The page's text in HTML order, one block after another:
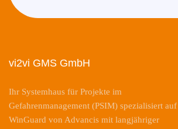
vi2vi GMS GmbH
Ihr Systemhaus für Projekte im
Gefahrenmanagement (PSIM) spezialisiert auf
WinGuard von Advancis mit langjähriger